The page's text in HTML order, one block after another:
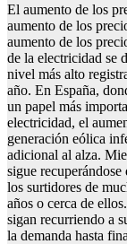
El aumento de los
aumento de los
aumento de los
de la electricidad se
nivel más alto
año. En España,
un papel más
electricidad, el
generación eólica
adicional al alza.
sigue
los surtidores de
años o cerca de
sigan recurriendo a
la demanda hasta